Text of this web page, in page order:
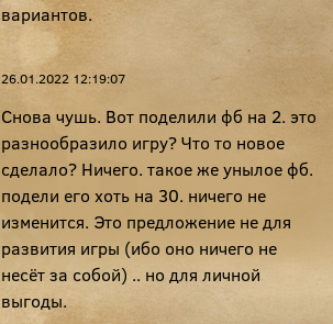
вариантов.
26.01.2022 12:19:07
Снова чушь. Вот поделили фб на 2. это
разнообразило игру? Что то новое
сделало? Ничего. такое же унылое фб.
подели его хоть на 30. ничего не
изменится. Это предложение не для
развития игры (ибо оно ничего не
несёт за собой) .. но для личной
выгоды.